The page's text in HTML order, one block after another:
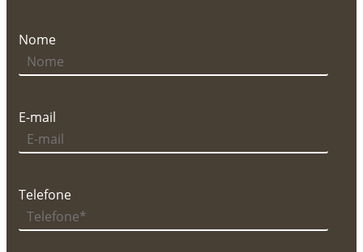
Nome
E-mail
Telefone